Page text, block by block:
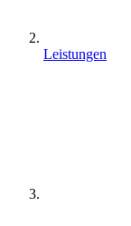
Leistungen